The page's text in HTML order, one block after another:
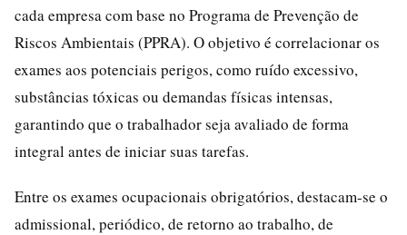
cada empresa com base no Programa de Prevenção de
Riscos Ambientais (PPRA). O objetivo é correlacionar os
exames aos potenciais perigos, como ruído excessivo,
substâncias tóxicas ou demandas físicas intensas,
garantindo que o trabalhador seja avaliado de forma
integral antes de iniciar suas tarefas.
Entre os exames ocupacionais obrigatórios, destacam-se o
admissional, periódico, de retorno ao trabalho, de